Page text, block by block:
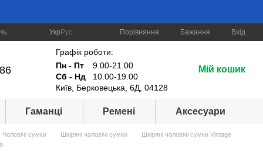
Укр Рус Порівняння Бажання Вхід
Графік роботи:
Пн - Пт
9.00-21.00
Сб - Нд
10.00-19.00
Київ, Берковецька, 6Д, 04128
Мій кошик
Гаманці Ремені Аксесуари
Чоловічі сумки Шкіряні чоловічі сумки
Шкіряні чоловічі сумки Vintage